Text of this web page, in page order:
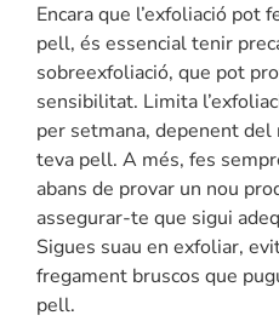
Encara que l’exfoliació pot
pell, és essencial tenir
sobreexfoliació, que pot
sensibilitat. Limita
per setmana, depenent
teva pell. A més, fes
abans de provar un nou
assegurar-te que sigui
Sigues suau en exfoliar,
fregament bruscos que
pell.